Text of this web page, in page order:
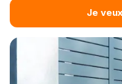
Je